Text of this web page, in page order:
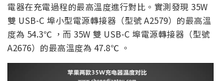
電器在充電過程的最高溫度進行對比。實測發現 35W
雙 USB-C 埠小型電源轉接器（型號 A2579）的最高溫
度為 54.3℃ ，而 35W 雙 USB-C 埠電源轉接器（型號
A2676）的最高溫度為 47.8℃ 。